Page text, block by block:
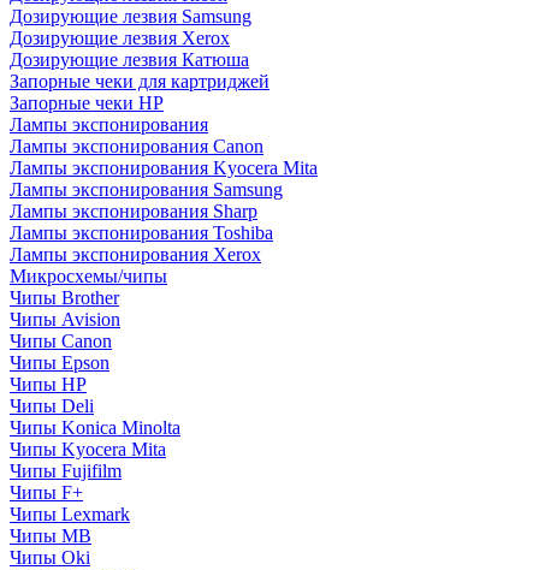
Дозирующие лезвия Samsung
Дозирующие лезвия Xerox
Дозирующие лезвия Катюша
Запорные чеки для картриджей
Запорные чеки HP
Лампы экспонирования
Лампы экспонирования Canon
Лампы экспонирования Kyocera Mita
Лампы экспонирования Samsung
Лампы экспонирования Sharp
Лампы экспонирования Toshiba
Лампы экспонирования Xerox
Микросхемы/чипы
Чипы Brother
Чипы Avision
Чипы Canon
Чипы Epson
Чипы HP
Чипы Deli
Чипы Konica Minolta
Чипы Kyocera Mita
Чипы Fujifilm
Чипы F+
Чипы Lexmark
Чипы MB
Чипы Oki